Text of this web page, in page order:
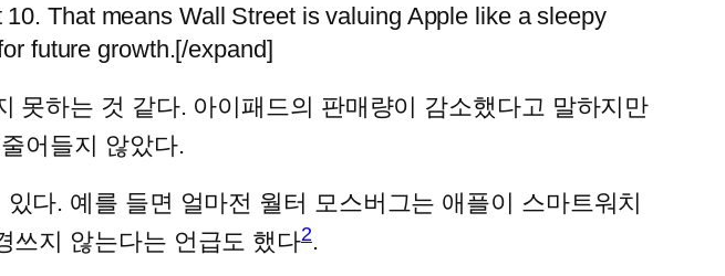
That means Wall Street is valuing Apple like a sleepy
future growth.[/expand]
못하는 것 같다. 아이패드의 판매량이 감소했다고 말하지만
어들지 않았다.
다. 예를 들면 얼마전 월터 모스버그는 애플이 스마트워치
쓰지 않는다는 언급도 했다2.